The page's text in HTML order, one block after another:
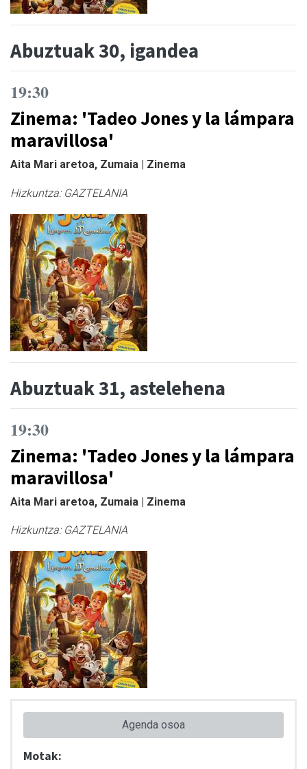
Abuztuak 30, igandea
19:30
Zinema: 'Tadeo Jones y la lámpara
maravillosa'
Aita Mari aretoa, Zumaia | Zinema
Hizkuntza: GAZTELANIA
Abuztuak 31, astelehena
19:30
Zinema: 'Tadeo Jones y la lámpara
maravillosa'
Aita Mari aretoa, Zumaia | Zinema
Hizkuntza: GAZTELANIA
Agenda osoa
Motak: